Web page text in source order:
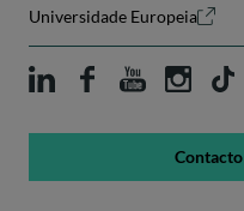
Universidade Europeia
Contacto